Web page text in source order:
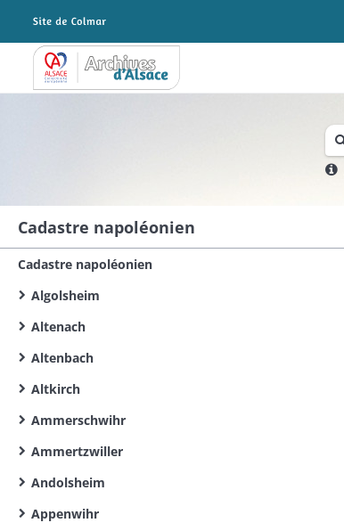
Archives Alsace - Colmar
Cadastre napoléonien
Cadastre napoléonien
Algolsheim
Altenach
Altenbach
Altkirch
Ammerschwihr
Ammertzwiller
Andolsheim
Appenwihr